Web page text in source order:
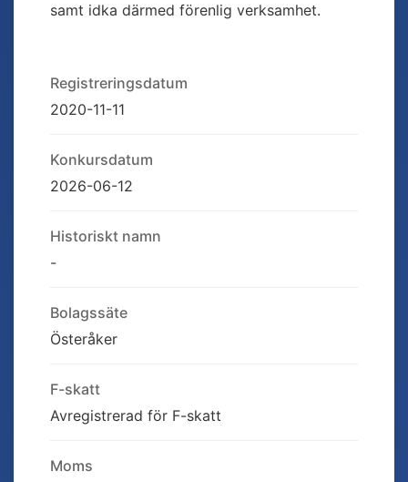
samt idka därmed förenlig verksamhet.
Registreringsdatum
2020-11-11
Konkursdatum
2026-06-12
Historiskt namn
-
Bolagssäte
Österåker
F-skatt
Avregistrerad för F-skatt
Moms